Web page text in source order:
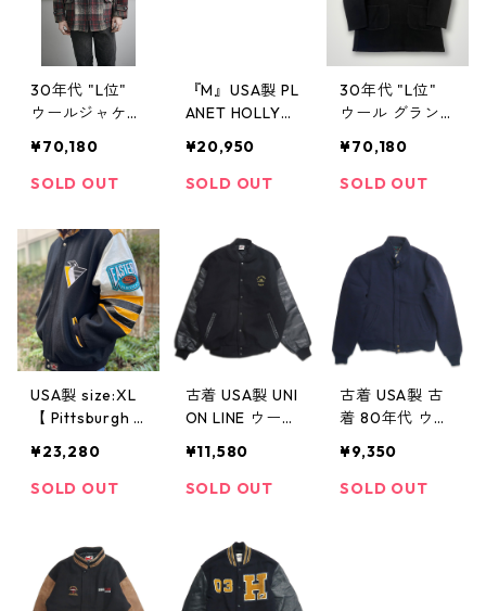
30年代 "L位"
ウールジャケッ
赤 灰 レッド グ
レー 古着 古着
テージ
¥70,180
SOLD OUT
『M』USA製 PL
ANET HOLLYW
トハリウッド
ウール スタジ
着 古着屋 高円
寺 ビンテージ
¥20,950
SOLD OUT
30年代 "L位"
ウール グラン
ラック 古着 古
着屋 高円寺 ビ
¥70,180
SOLD OUT
USA製 size:XL
【 Pittsburgh P
ツバーグ ペン
ギンズ JHデザ
ージャケット
スタジアムジャ
ンパー スタジ
¥23,280
SOLD OUT
古着 USA製 UNI
ON LINE ウー
ジャン 切り返
し ワンポイン
31279n w3120
8
¥11,580
SOLD OUT
古着 USA製 古
着 80年代 ウー
LRICH ウールジ
ャケット 表
¥9,350
SOLD OUT